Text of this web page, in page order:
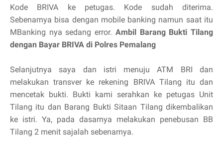
Kode BRIVA ke petugas. Kode sudah diterima.
Sebenarnya bisa dengan mobile banking namun saat itu
MBanking nya sedang error. Ambil Barang Bukti Tilang
dengan Bayar BRIVA di Polres Pemalang
Selanjutnya saya dan istri menuju ATM BRI dan
melakukan transver ke rekening BRIVA Tilang itu dan
mencetak bukti. Bukti kami serahkan ke petugas Unit
Tilang itu dan Barang Bukti Sitaan Tilang dikembalikan
ke istri. Ya, pada dasarnya melakukan penebusan BB
Tilang 2 menit sajalah sebenarnya.